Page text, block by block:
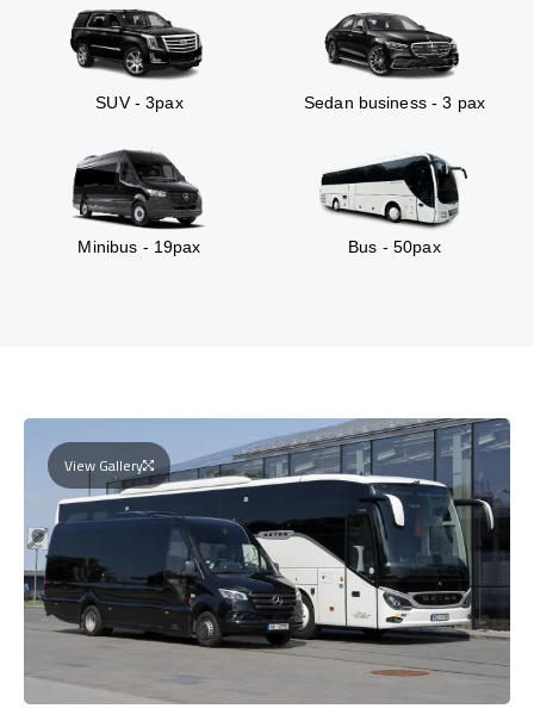
SUV - 3pax Sedan business - 3 pax
Minibus - 19pax Bus - 50pax
View Gallery